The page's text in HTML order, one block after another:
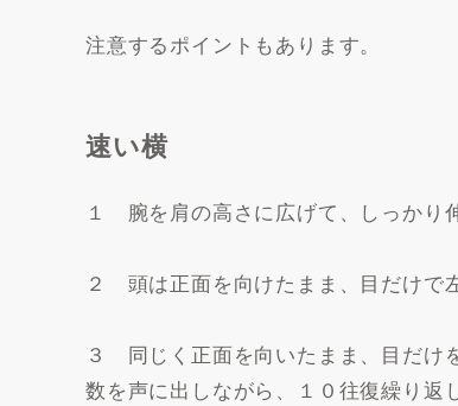
注意するポイントもあります。
速い横
１ 腕を肩の高さに広げて、しっかり
２ 頭は正面を向けたまま、目だけで
３ 同じく正面を向いたまま、目だけ
数を声に出しながら、１０往復繰り返